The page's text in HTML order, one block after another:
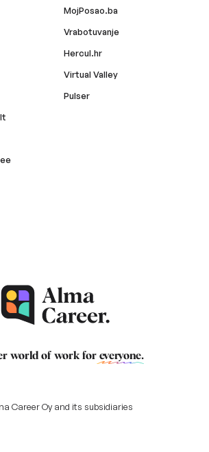
MojPosao.ba
Vrabotuvanje
Hercul.hr
Virtual Valley
Pulser
world of work for everyone.
Career Oy and its subsidiaries